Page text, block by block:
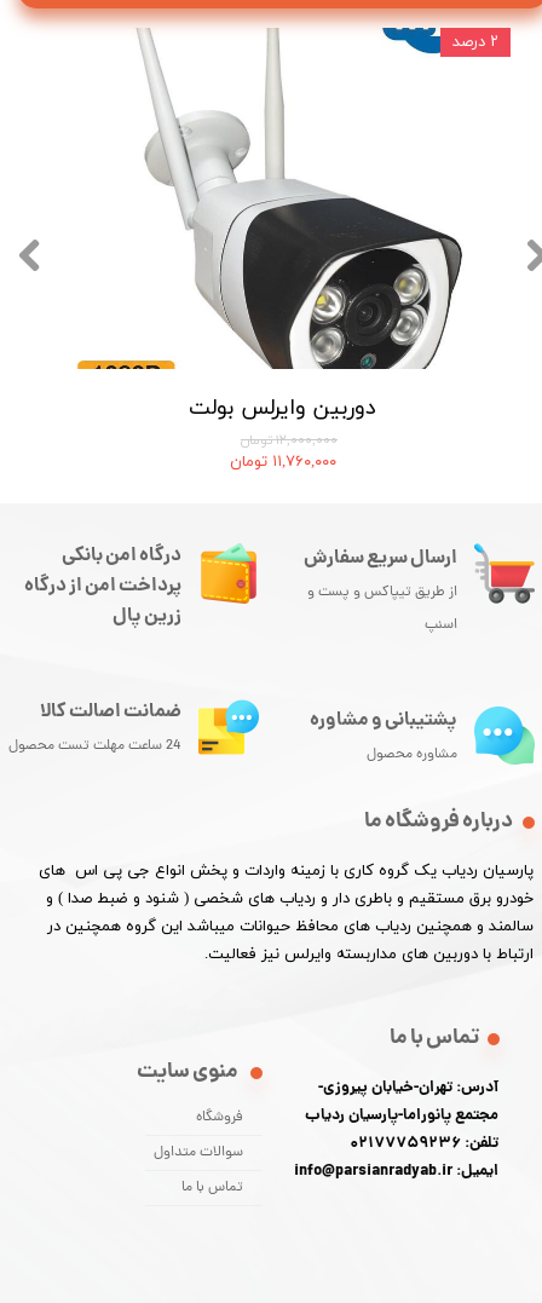
دوربین وایرلس بولت
۱۲,۰۰۰,۰۰۰ تومان
۱۱,۷۶۰,۰۰۰ تومان
۲ درصد
ارسال سریع سفارش
از طریق تیپاکس و پست و
اسنپ
درباره فروشگاه ما
پارسیان ردیاب یک گروه کاری با زمینه واردات و پخش انواع جی پی اس های
خودرو برق مستقیم و باطری دار و ردیاب های شخصی ( شنود و ضبط صدا ) و
سالمند و همچنین ردیاب های محافظ حیوانات میباشد این گروه همچنین در
ارتباط با دوربین های مداربسته وایرلس نیز فعالیت.​​​​​​​
منوی سایت
فروشگاه
سوالات متداول
تماس با ما
تماس با ما
آدرس: تهران-خیابان پیروزی-
مجتمع پانوراما-پارسیان ردیاب
تلفن: 02177759236
ایمیل: info@parsianradyab.ir
درگاه امن بانکی
پرداخت امن از درگاه
زرین پال
پشتیبانی و مشاوره
مشاوره محصول
ضمانت اصالت کالا
24 ساعت مهلت تست محصول